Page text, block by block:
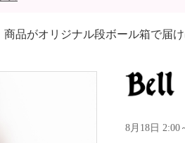
商品がオリジナル段ボール箱で届
8月18日